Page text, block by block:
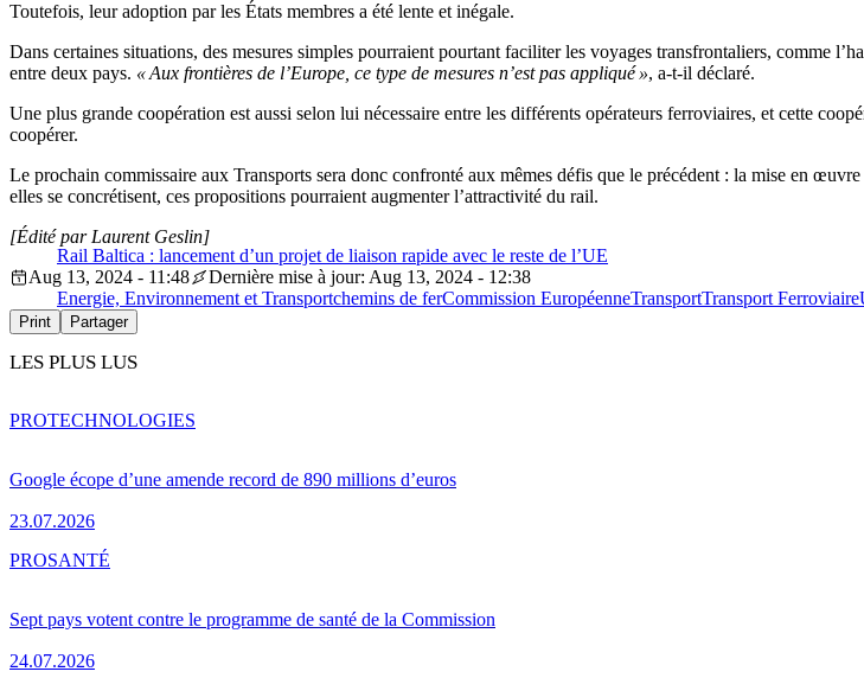
Toutefois, leur adoption par les États membres a été lente et inégale.
Dans certaines situations, des mesures simples pourraient pourtant faciliter les voyages transfrontaliers, comme
entre deux pays. « Aux frontières de l’Europe, ce type de mesures n’est pas appliqué », a-t-il déclaré.
Une plus grande coopération est aussi selon lui nécessaire entre les différents opérateurs ferroviaires, et cette
coopérer.
Le prochain commissaire aux Transports sera donc confronté aux mêmes défis que le précédent : la mise en
elles se concrétisent, ces propositions pourraient augmenter l’attractivité du rail.
Rail Baltica : lancement d’un projet de liaison rapide avec le reste de l’UE
[Édité par Laurent Geslin]
Aug 13, 2024 - 11:48
Dernière mise à jour: Aug 13, 2024 - 12:38
Energie, Environnement et Transportchemins de ferCommission EuropéenneTransportTransport Ferroviaire
Print Partager
LES PLUS LUS
Google écope d’une amende record de 890 millions d’euros
23.07.2026
PROTECHNOLOGIES
Sept pays votent contre le programme de santé de la Commission
24.07.2026
PROSANTÉ